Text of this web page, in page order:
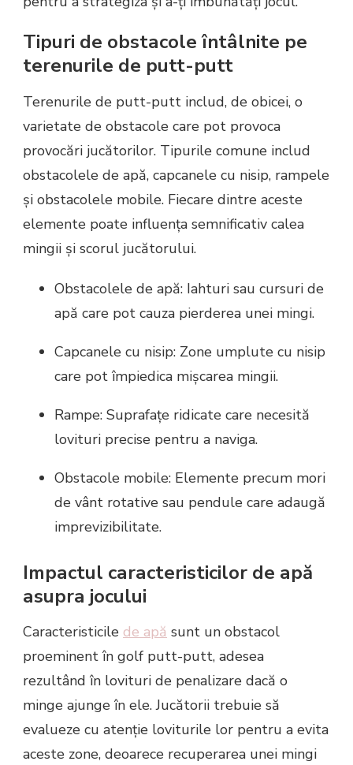
Tipuri de obstacole întâlnite pe
terenurile de putt-putt
Terenurile de putt-putt includ, de obicei, o
varietate de obstacole care pot provoca
provocări jucătorilor. Tipurile comune includ
obstacolele de apă, capcanele cu nisip, rampele
și obstacolele mobile. Fiecare dintre aceste
elemente poate influența semnificativ calea
mingii și scorul jucătorului.
Obstacolele de apă: Iahturi sau cursuri de
apă care pot cauza pierderea unei mingi.
Capcanele cu nisip: Zone umplute cu nisip
care pot împiedica mișcarea mingii.
Rampe: Suprafațe ridicate care necesită
lovituri precise pentru a naviga.
Obstacole mobile: Elemente precum mori
de vânt rotative sau pendule care adaugă
imprevizibilitate.
Impactul caracteristicilor de apă
asupra jocului
Caracteristicile de apă sunt un obstacol
proeminent în golf putt-putt, adesea
rezultând în lovituri de penalizare dacă o
minge ajunge în ele. Jucătorii trebuie să
evalueze cu atenție loviturile lor pentru a evita
aceste zone, deoarece recuperarea unei mingi